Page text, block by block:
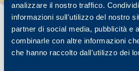
analizzare il nostro traffico.
informazioni sull'utilizzo del nostro
partner di social media, pubblicità e
combinarle con altre informazioni
che hanno raccolto dall'utilizzo dei